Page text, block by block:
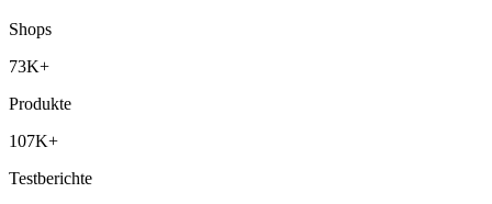
Shops
73K+
Produkte
107K+
Testberichte